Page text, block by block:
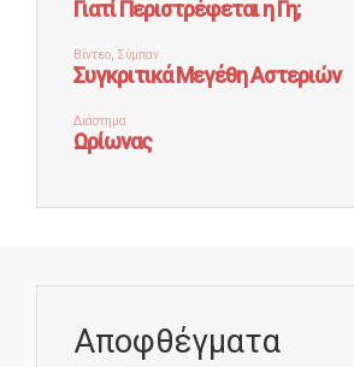
Αποφθέγματα